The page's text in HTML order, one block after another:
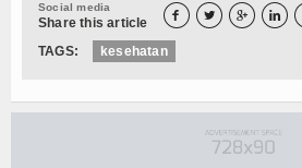
Social media
Share this article    
TAGS: kesehatan